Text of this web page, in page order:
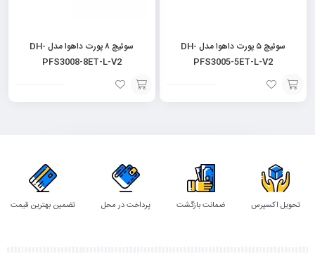
سوئیچ ۵ پورت داهوا مدل DH-
PFS3005-5ET-L-V2
افزودن
سوئیچ ۸ پورت داهوا مدل DH-
PFS3008-8ET-L-V2
افزودن
تحویل اکسپرس ضمانت بازگشت پرداخت در محل تضمین بهترین قیمت